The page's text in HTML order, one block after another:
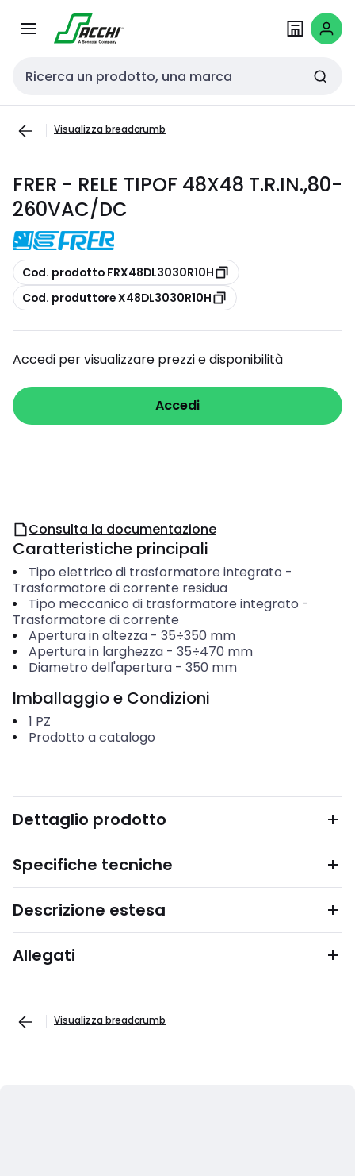
navigazionecontenuto
Cerca input
Visualizza breadcrumb
FRER - RELE TIPOF 48X48 T.R.IN.,80-
260VAC/DC
copia
Cod. prodotto FRX48DL3030R10H
copia
Cod. produttore X48DL3030R10H
Accedi per visualizzare prezzi e disponibilità
Accedi
Consulta la documentazione
Caratteristiche principali
Tipo elettrico di trasformatore integrato -
Trasformatore di corrente residua
Tipo meccanico di trasformatore integrato -
Trasformatore di corrente
Apertura in altezza- 35÷350 mm
Apertura in larghezza- 35÷470 mm
Diametro dell'apertura- 350 mm
Imballaggio e Condizioni
1 PZ
Prodotto a catalogo
Dettaglio prodotto
Specifiche tecniche
Descrizione estesa
Allegati
Visualizza breadcrumb